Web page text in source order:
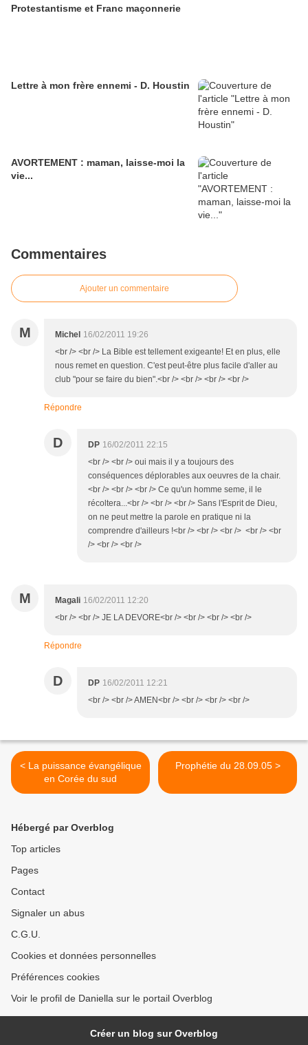
Protestantisme et Franc maçonnerie
Lettre à mon frère ennemi - D. Houstin
AVORTEMENT : maman, laisse-moi la
vie...
Commentaires
Ajouter un commentaire
M Michel 16/02/2011 19:26
<br /> <br /> La Bible est tellement exigeante! Et en plus, elle
nous remet en question. C'est peut-être plus facile d'aller au
club "pour se faire du bien".<br /> <br /> <br /> <br />
Répondre
D DP 16/02/2011 22:15
<br /> <br /> oui mais il y a toujours des
conséquences déplorables aux oeuvres de la chair.
<br /> <br /> <br /> Ce qu'un homme seme, il le
récoltera...<br /> <br /> <br /> Sans l'Esprit de Dieu,
on ne peut mettre la parole en pratique ni la
comprendre d'ailleurs !<br /> <br /> <br /> <br /> <br
/> <br /> <br />
M Magali 16/02/2011 12:20
<br /> <br /> JE LA DEVORE<br /> <br /> <br /> <br />
Répondre
D DP 16/02/2011 12:21
<br /> <br /> AMEN<br /> <br /> <br /> <br />
< La puissance évangélique
en Corée du sud
Prophétie du 28.09.05 >
Hébergé par Overblog
Top articles
Pages
Contact
Signaler un abus
C.G.U.
Cookies et données personnelles
Préférences cookies
Voir le profil de Daniella sur le portail Overblog
Créer un blog sur Overblog